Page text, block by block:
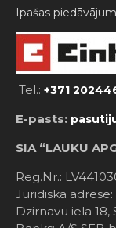
Ipašas
Tel.: +371
E-pasts:
SIA “LAUKU
Reg.Nr.:
Juridiskā adrese:
Dzirnavu iela